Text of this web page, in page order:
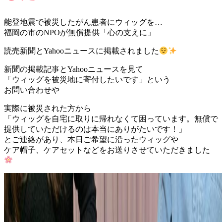
能登地震で被災したがん患者にウィッグを…
福岡の市のNPOが無償提供「心の支えに」
読売新聞とYahooニュースに掲載されました
新聞の掲載記事とYahooニュースを見て
「ウィッグを被災地に寄付したいです」という
お問い合わせや
実際に被災された方から
「ウィッグを自宅に取りに帰れなくて困っています。無償で
提供していただけるのは本当にありがたいです！」
とご連絡があり、本日ご希望に沿ったウィッグや
ケア帽子、ケアセットなどをお送りさせていただきました